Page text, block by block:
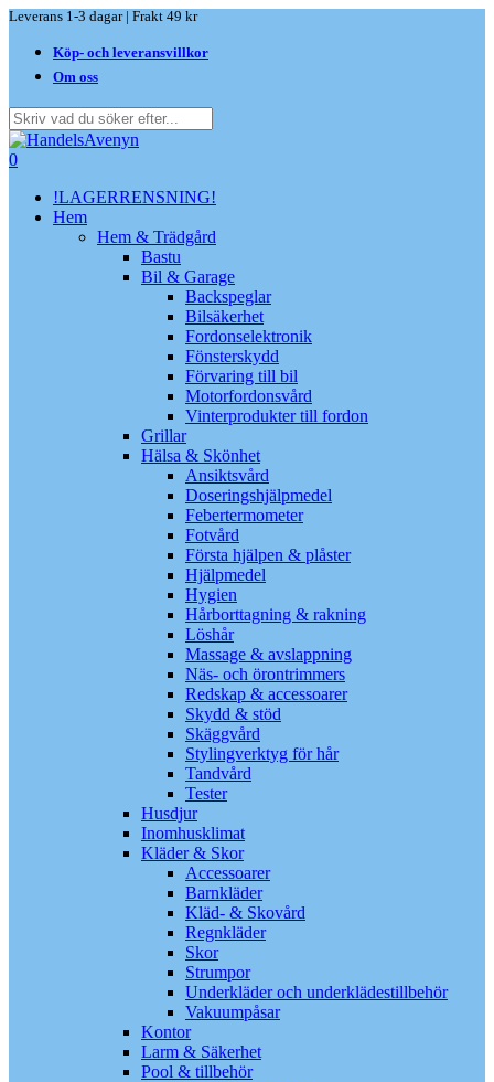
Skip
main
content
Leverans 1-3 dagar | Frakt 49 kr
Köp- och leveransvillkor
Om oss
Close
Search
search
0
!LAGERRENSNING!
Hem
Hem & Trädgård
Bastu
Bil & Garage
Backspeglar
Bilsäkerhet
Fordonselektronik
Fönsterskydd
Förvaring till bil
Motorfordonsvård
Vinterprodukter till fordon
Grillar
Hälsa & Skönhet
Ansiktsvård
Doseringshjälpmedel
Febertermometer
Fotvård
Första hjälpen & plåster
Hjälpmedel
Hygien
Hårborttagning & rakning
Löshår
Massage & avslappning
Näs- och örontrimmers
Redskap & accessoarer
Skydd & stöd
Skäggvård
Stylingverktyg för hår
Tandvård
Tester
Husdjur
Inomhusklimat
Kläder & Skor
Accessoarer
Barnkläder
Kläd- & Skovård
Regnkläder
Skor
Strumpor
Underkläder och underklädestillbehör
Vakuumpåsar
Kontor
Larm & Säkerhet
Pool & tillbehör